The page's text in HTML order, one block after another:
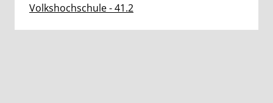
Volkshochschule - 41.2